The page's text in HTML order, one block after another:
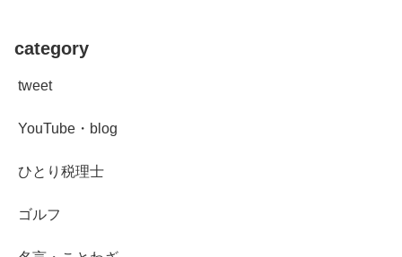
category
tweet
YouTube・blog
ひとり税理士
ゴルフ